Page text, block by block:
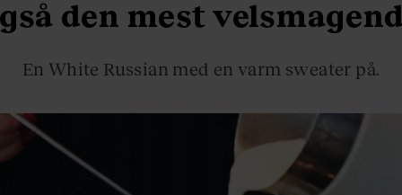
den mest
En White Russian med en varm sweater på.